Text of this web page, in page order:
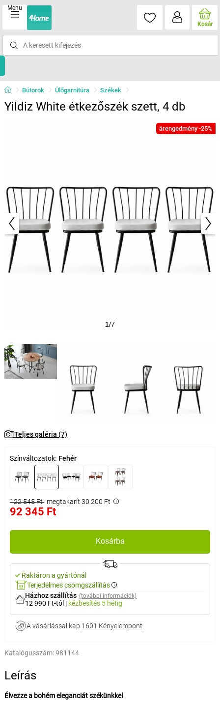
Menu
Kosár
Bútorok Ülőgarnitúra Székek
Yildiz White étkezőszék szett, 4 db
árengedmény -25%
1/7
Teljes galéria (7)
Színváltozatok: Fehér
122 545 Ft megtakarít 30 200 Ft
92 345 Ft
Kosárba
Raktáron a gyártónál
Terjedelmes csomgszállítás
Házhoz szállítás (további információk)
12 990 Ft-tól | kézbesítés 5 hétig
A vásárlással kap 1601 Kényelempont
Katalógusszám:981144
Leírás
Élvezze a bohém eleganciát székünkkel